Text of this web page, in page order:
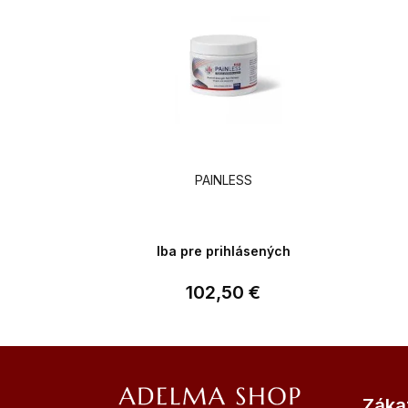
PAINLESS
Iba pre prihlásených
102,50 €